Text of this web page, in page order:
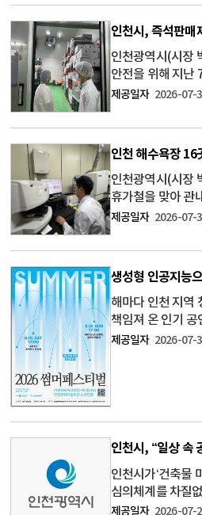
인천광역시(시장
안전을 위해 지난
군·구가 합동으로
위생점검을 실시
4개소를 적발했다고 밝혔다.
디저트 소비 증가
제공일자 2026-07-
인천광역시(시장
휴가철을 맞아 관
16개소를 대상으
실시한 결과, 모든
안전한 것으로 확인됐다
시민과 관광객이
제공일자 2026-07-
해마다 인천 지역
책임져 온 인기
>이 오는 8월 15
제공일자 2026-07-
인천시가‘건축물
심의체계를 차질
공공예술 확충에 계속
제공일자 2026-07-